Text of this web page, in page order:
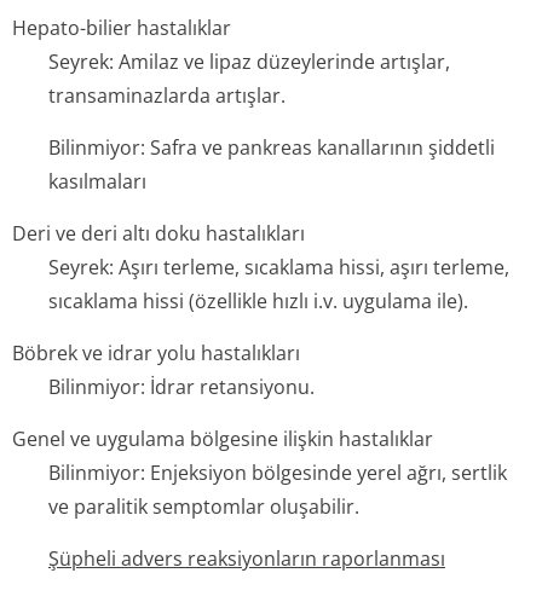
Hepato-bilier hastalıklar
Seyrek: Amilaz ve lipaz düzeylerinde artışlar,
transaminazlarda artışlar.
Bilinmiyor: Safra ve pankreas kanallarının şiddetli
kasılmaları
Deri ve deri altı doku hastalıkları
Seyrek: Aşırı terleme, sıcaklama hissi, aşırı terleme,
sıcaklama hissi (özellikle hızlı i.v. uygulama ile).
Böbrek ve idrar yolu hastalıkları
Bilinmiyor: İdrar retansiyonu.
Genel ve uygulama bölgesine ilişkin hastalıklar
Bilinmiyor: Enjeksiyon bölgesinde yerel ağrı, sertlik
ve paralitik semptomlar oluşabilir.
Şüpheli advers reaksiyonların raporlanması